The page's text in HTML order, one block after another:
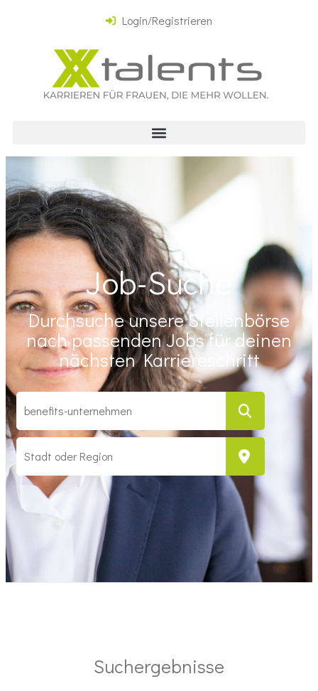
Login/Registrieren
Job-Suche
Durchsuche unsere Stellenbörse
nach passenden Jobs für deinen
nächsten Karriereschritt
Suchergebnisse